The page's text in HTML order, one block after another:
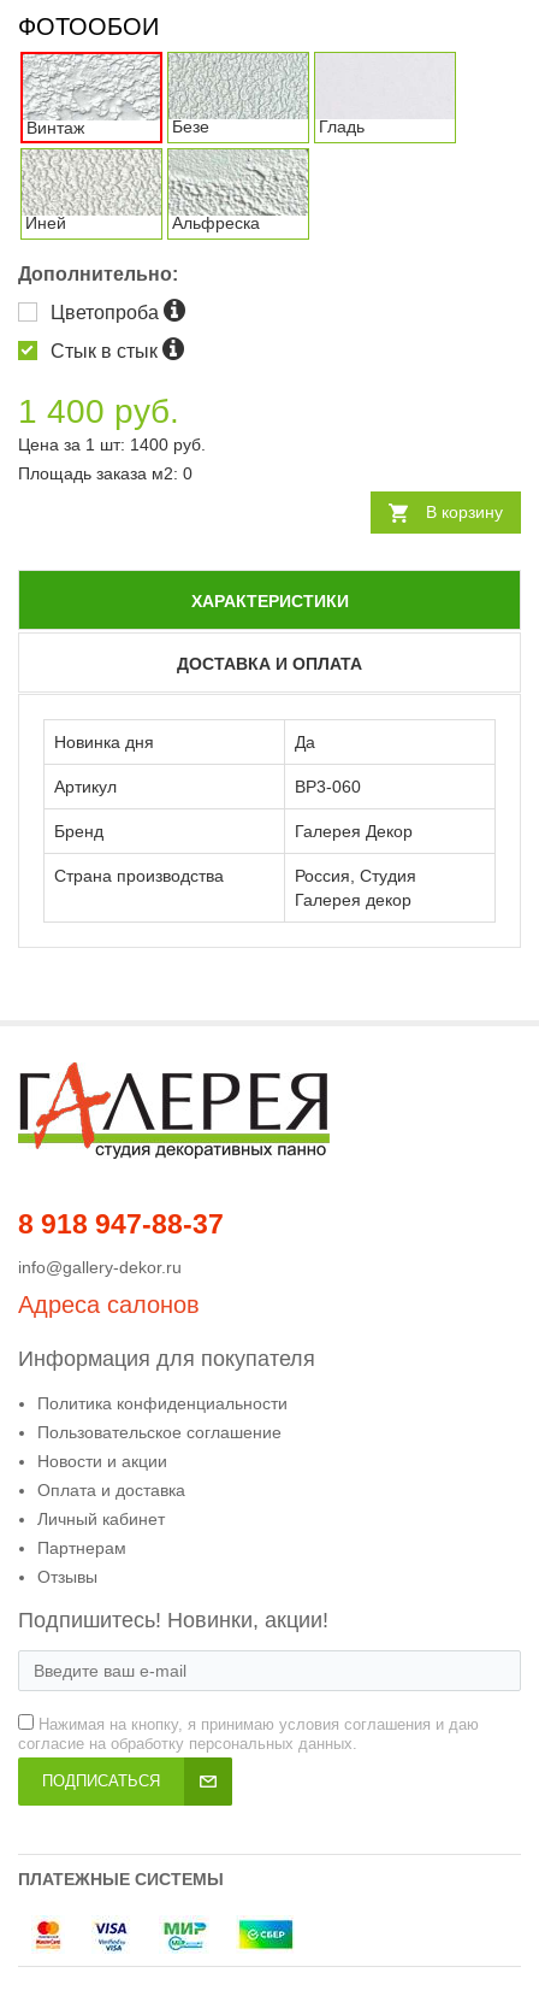
ФОТООБОИ
Винтаж Безе Гладь
Иней Альфреска
Дополнительно:
Цветопроба
Стык в стык
1 400 руб.
Цена за 1 шт: 1400 руб.
Площадь заказа м2: 0
В корзину
ХАРАКТЕРИСТИКИ
ДОСТАВКА И ОПЛАТА
Новинка дня Да
Артикул ВР3-060
Бренд Галерея Декор
Страна производства
Россия, Студия
Галерея декор
8 918 947-88-37
info@gallery-dekor.ru
Адреса салонов
Информация для покупателя
Политика конфиденциальности
Пользовательское соглашение
Новости и акции
Оплата и доставка
Личный кабинет
Партнерам
Отзывы
Подпишитесь! Новинки, акции!
Нажимая на кнопку, я принимаю условия соглашения и даю
согласие на обработку персональных данных.
ПОДПИСАТЬСЯ
ПЛАТЕЖНЫЕ СИСТЕМЫ